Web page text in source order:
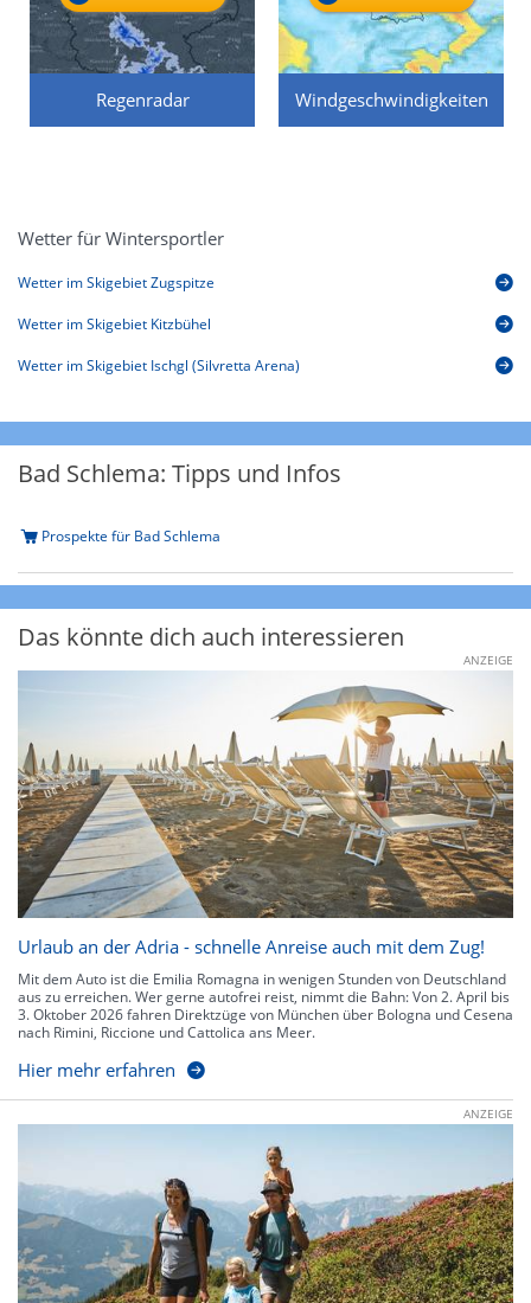
Regenradar Windgeschwindigkeiten
Wetter für Wintersportler
Wetter im Skigebiet Zugspitze
Wetter im Skigebiet Kitzbühel
Wetter im Skigebiet Ischgl (Silvretta Arena)
Bad Schlema: Tipps und Infos
Prospekte für Bad Schlema
Das könnte dich auch interessieren
ANZEIGE
Urlaub an der Adria - schnelle Anreise auch mit dem Zug!
Mit dem Auto ist die Emilia Romagna in wenigen Stunden von Deutschland
aus zu erreichen. Wer gerne autofrei reist, nimmt die Bahn: Von 2. April bis
3. Oktober 2026 fahren Direktzüge von München über Bologna und Cesena
nach Rimini, Riccione und Cattolica ans Meer.
Hier mehr erfahren
ANZEIGE